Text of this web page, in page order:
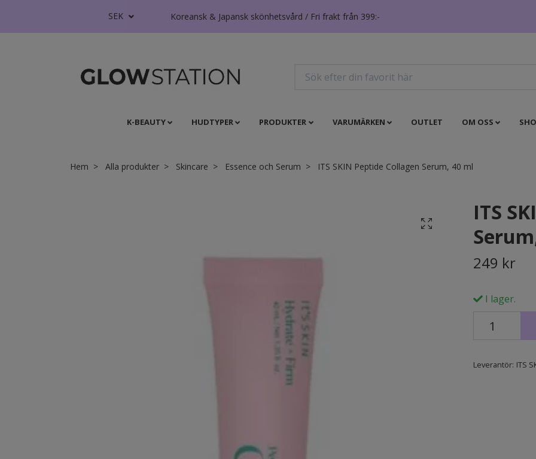
SEK Koreansk & Japansk skönhetsvård / Fri frakt från 399:-
K-BEAUTY HUDTYPER PRODUKTER VARUMÄRKEN OUTLET OM OSS
Hem Alla produkter Skincare Essence och Serum ITS SKIN Peptide Collagen Serum, 40 ml
ITS
249 kr
I lager.
Leverantör: ITS